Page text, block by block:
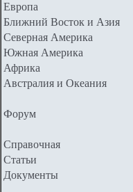
Европа
Ближний Восток и Азия
Северная Америка
Южная Америка
Африка
Австралия и Океания
Форум
Справочная
Статьи
Документы